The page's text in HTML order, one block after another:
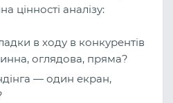
цінності аналізу:
в ходу в конкурентів
оглядова, пряма?
— один екран,